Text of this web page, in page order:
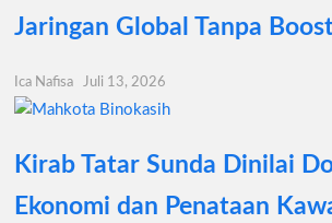
Jaringan Global Tanpa
Ica Nafisa Juli 13, 2026
Kirab Tatar Sunda Dinilai
Ekonomi dan Penataan